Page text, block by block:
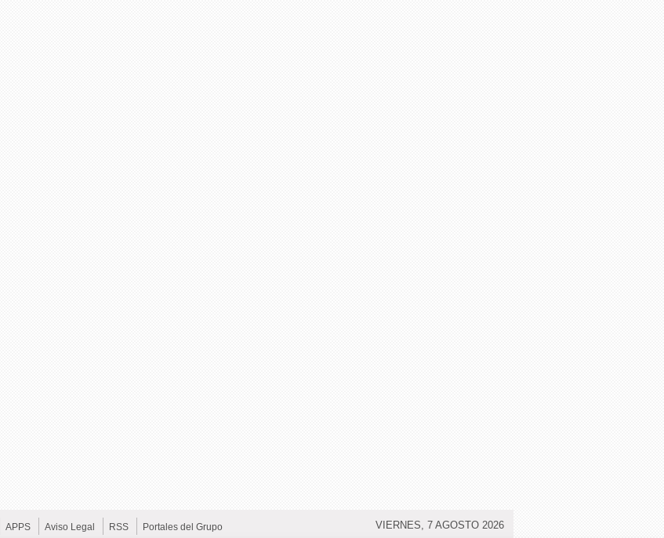
APPS Aviso Legal RSS Portales del Grupo VIERNES, 7 AGOSTO 2026